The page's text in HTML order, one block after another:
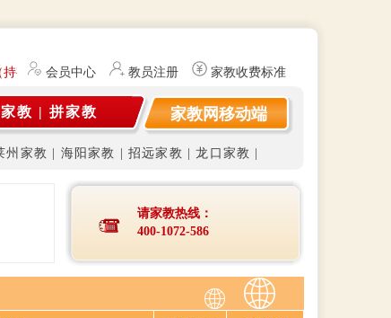
教师资格证）提供勤工俭学、社会实践兼职信息的服务平台。
会员中心 教员注册 家教收费标准
教 | 拼家教 家教网移动端
州家教 海阳家教 招远家教 |龙口家教
请家教热线：
400-1072-586